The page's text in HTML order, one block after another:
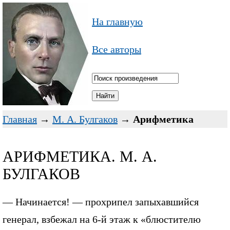
На главную
Все авторы
Главная → М. А. Булгаков → Арифметика
АРИФМЕТИКА. М. А.
БУЛГАКОВ
— Начинается! — прохрипел запыхавшийся
генерал, взбежал на 6-й этаж к «блюстителю